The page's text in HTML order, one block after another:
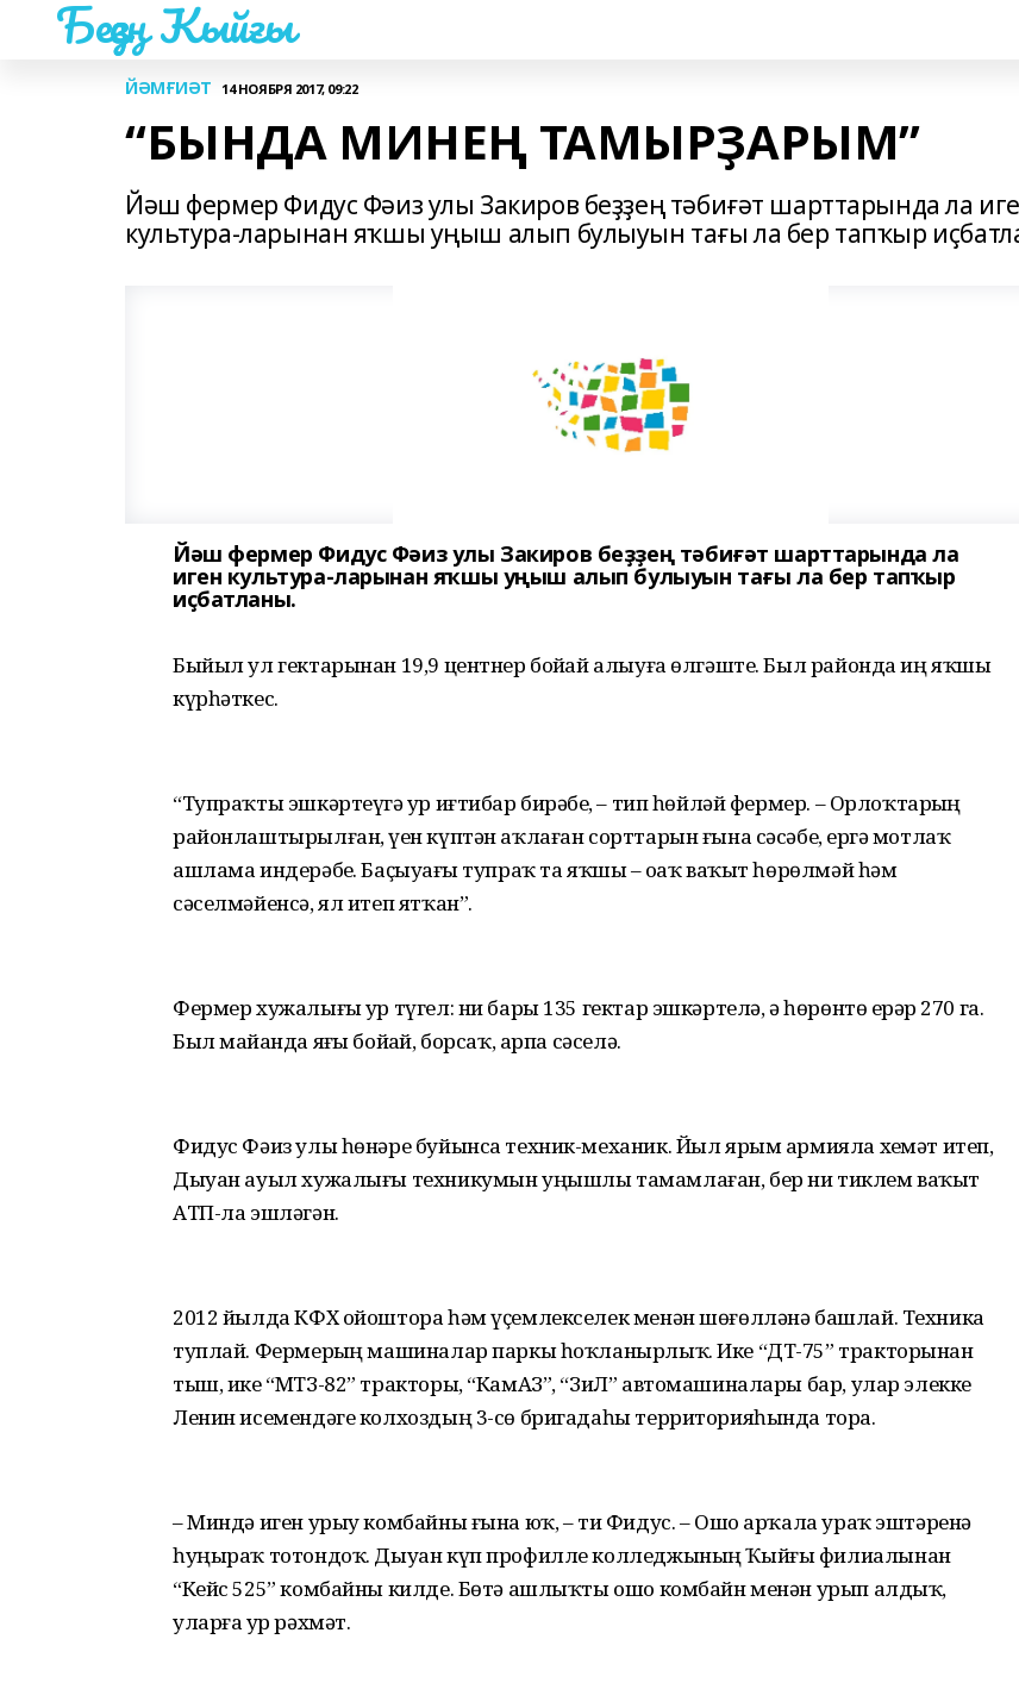
Беҙҙең Ҡыйғы
ЙӘМҒИӘТ 14 НОЯБРЯ 2017, 09:22
“БЫНДА МИНЕҢ ТАМЫРҘАРЫМ”
Йәш фермер Фидус Фәиз улы Закиров беҙҙең тәбиғәт шарттарында ла
культура-ларынан яҡшы уңыш алып булыуын тағы ла бер тапҡыр
Йәш фермер Фидус Фәиз улы Закиров беҙҙең тәбиғәт шарттарында ла
иген культура-ларынан яҡшы уңыш алып булыуын тағы ла бер тапҡыр
иҫбатланы.
Быйыл ул гектарынан 19,9 центнер бойҙай алыуға өлгәште. Был районда иң яҡшы
күрһәткес.
“Тупраҡты эшкәртеүгә ҙур иғтибар бирәбеҙ, – тип һөйләй фермер. – Орлоҡтарҙың
районлаштырылған, үҙен күптән аҡлаған сорттарын ғына сәсәбеҙ, ергә мотлаҡ
ашлама индерәбеҙ. Баҫыуҙағы тупраҡ та яҡшы – оҙаҡ ваҡыт һөрөлмәй һәм
сәселмәйенсә, ял итеп ятҡан”.
Фермер хужалығы ҙур түгел: ни бары 135 гектар эшкәртелә, ә һөрөнтө ерҙәр 270 га.
Был майҙанда яҙғы бойҙай, борсаҡ, арпа сәселә.
Фидус Фәиз улы һөнәре буйынса техник-механик. Йыл ярым армияла хеҙмәт итеп,
Дыуан ауыл хужалығы техникумын уңышлы тамамлаған, бер ни тиклем ваҡыт
АТП-ла эшләгән.
2012 йылда КФХ ойоштора һәм үҫемлекселек менән шөғөлләнә башлай. Техника
туплай. Фермерҙың машиналар паркы һоҡланырлыҡ. Ике “ДТ-75” тракторынан
тыш, ике “МТЗ-82” тракторы, “КамАЗ”, “ЗиЛ” автомашиналары бар, улар элекке
Ленин исемендәге колхоздың 3-сө бригадаһы территорияһында тора.
– Миндә иген урыу комбайны ғына юҡ, – ти Фидус. – Ошо арҡала ураҡ эштәренә
һуңыраҡ тотондоҡ. Дыуан күп профилле колледжының Ҡыйғы филиалынан
“Кейс 525” комбайны килде. Бөтә ашлыҡты ошо комбайн менән урып алдыҡ,
уларға ҙур рәхмәт.